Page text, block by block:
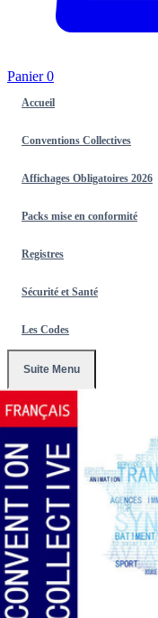
Panier0
Accueil
Conventions Collectives
Affichages Obligatoires 2026
Packs mise en conformité
Registres
Sécurité et Santé
Les Codes
Suite Menu
Conventions